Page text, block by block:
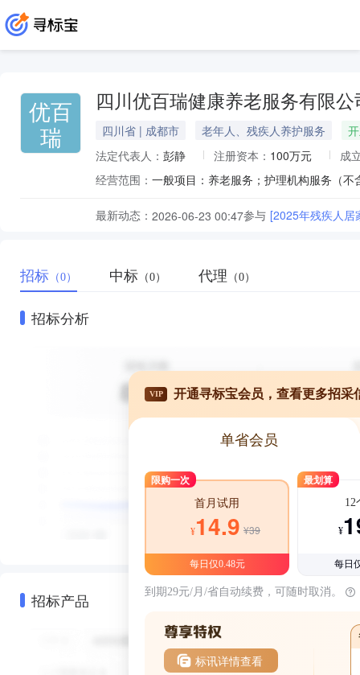
优百
瑞
四川优百瑞健康养老服务有限公
四川省 | 成都市 老年人、残疾人养护服务
法定代表人： 彭静 注册资本： 100万元
成
经营范围：
最新动态： 2026-06-23 00:47参与 [2025年残疾人居
招标 （0） 中标 （0） 代理 （0）
招标分析
招标产品
VIP 开通寻标宝会员，查看更多招采
单省会员
限购一次
首月试用
¥14.9 ¥39
每日仅0.48元
最划算
12
¥
每日
到期29元/月/省自动续费，可随时取消。
标讯详情查看